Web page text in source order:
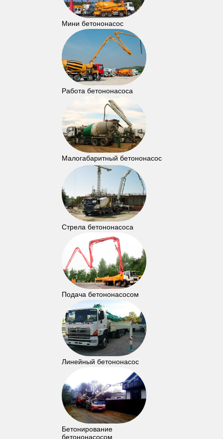
Мини бетононасос
Работа бетононасоса
Малогабаритный бетононасос
Стрела бетононасоса
Подача бетононасосом
Линейный бетононасос
Бетонирование
бетононасосом